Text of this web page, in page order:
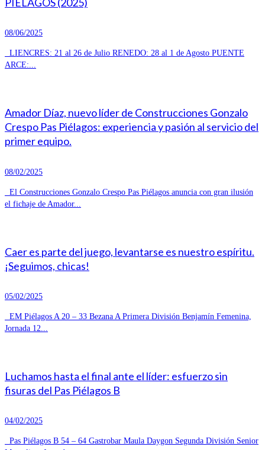
08/06/2025
LIENCRES: 21 al 26 de Julio RENEDO: 28 al 1 de Agosto PUENTE
ARCE:...
Amador Díaz, nuevo líder de Construcciones Gonzalo
Crespo Pas Piélagos: experiencia y pasión al servicio del
primer equipo.
08/02/2025
El Construcciones Gonzalo Crespo Pas Piélagos anuncia con gran ilusión
el fichaje de Amador...
Caer es parte del juego, levantarse es nuestro espíritu.
¡Seguimos, chicas!
05/02/2025
EM Piélagos A 20 – 33 Bezana A Primera División Benjamín Femenina,
Jornada 12...
Luchamos hasta el final ante el líder: esfuerzo sin
fisuras del Pas Piélagos B
04/02/2025
Pas Piélagos B 54 – 64 Gastrobar Maula Daygon Segunda División Senior